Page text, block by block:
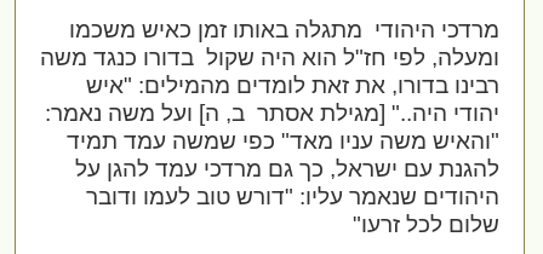
מרדכי היהודי מתגלה באותו זמן כאיש משכמו
ומעלה, לפי חז"ל הוא היה שקול בדורו כנגד משה
רבינו בדורו, את זאת לומדים מהמילים: "איש
יהודי היה.." [מגילת אסתר ב, ה] ועל משה נאמר:
"והאיש משה עניו מאד" כפי שמשה עמד תמיד
להגנת עם ישראל, כך גם מרדכי עמד להגן על
היהודים שנאמר עליו: "דורש טוב לעמו ודובר
שלום לכל זרעו"